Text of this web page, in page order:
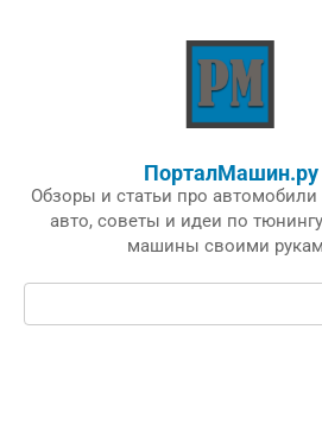
ПорталМашин.ру
Обзоры и статьи про
авто, советы и идеи по
машины своими
Поиск: